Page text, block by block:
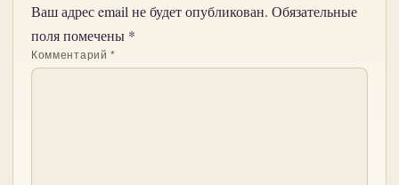
Ваш адрес email не будет опубликован. Обязательные
поля помечены *
Комментарий*